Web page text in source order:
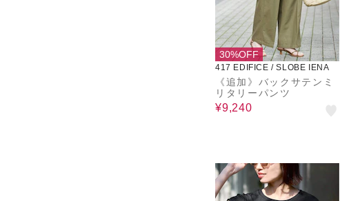
30%OFF
417 EDIFICE / SLOBE IENA
《追加》バックサテンミ
リタリーパンツ
¥9,240